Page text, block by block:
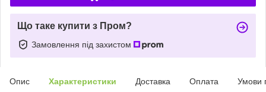
Що таке купити з Пром?
Замовлення під захистом
Опис Характеристики Доставка Оплата Умови